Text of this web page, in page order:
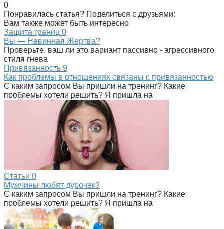
0
Понравилась статья? Поделиться с друзьями:
Вам также может быть интересно
Защита границ 0
Вы — Невинная Жертва?
Проверьте, ваш ли это вариант пассивно - агрессивного
стиля гнева
Привязанность 9
Как проблемы в отношениях связаны с привязанностью
С каким запросом Вы пришли на тренинг? Какие
проблемы хотели решить? Я пришла на
Статьи 0
Мужчины любят дурочек?
С каким запросом Вы пришли на тренинг? Какие
проблемы хотели решить? Я пришла на